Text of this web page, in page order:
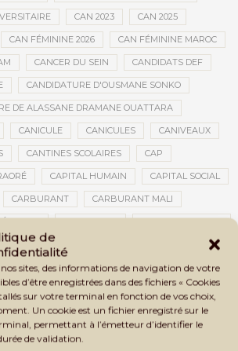
de
nos sites, des informations de navigation de votre
d’être enregistrées dans des fichiers « Cookies
sur votre terminal en fonction de vos choix,
Un cookie est un fichier enregistré sur le
permettant à l’émetteur d’identifier le
de validation.
CAN 2023 CAN 2025
CAN FÉMININE 2026 CAN FÉMININE MAROC
CANCER DU SEIN CANDIDATS DEF
CANDIDATURE D'OUSMANE SONKO
DE ALASSANE DRAMANE OUATTARA
CANICULE CANICULES CANIVEAUX
CANTINES SCOLAIRES CAP
CAPITAL HUMAIN CAPITAL SOCIAL
CARBURANT CARBURANT MALI
CARTE NINA CARTONS ROUGES
CATASTROPHES NATURELLES
CAUTION DE VISA
CEI CÉLÉBRATION NATIONALE CEMAC
SNESUP CENOU